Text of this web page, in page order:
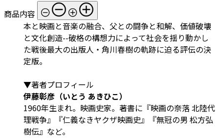
商品内容
本と映画と音楽の融合、父との闘争と和解、価値破壊
と文化創造--破格の構想力によって社会を揺り動かし
た戦後最大の出版人・角川春樹の軌跡に迫る評伝の決
定版。
▼著者プロフィール
伊藤彰彦（いとう あきひこ）
1960年生まれ。映画史家。著書に『映画の奈落 北陸代
理戦争』『仁義なきヤクザ映画史』『無冠の男 松方弘
樹伝』など。